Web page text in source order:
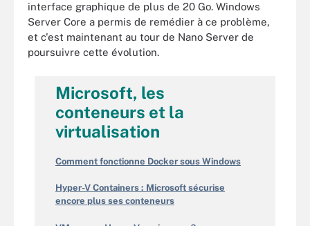
interface graphique de plus de 20 Go. Windows
Server Core a permis de remédier à ce problème,
et c'est maintenant au tour de Nano Server de
poursuivre cette évolution.
Microsoft, les
conteneurs et la
virtualisation
Comment fonctionne Docker sous Windows
Hyper-V Containers : Microsoft sécurise
encore plus ses conteneurs